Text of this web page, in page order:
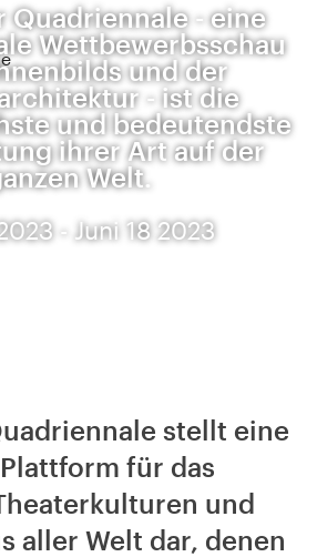
Quadriennale - eine
Wettbewerbsschau
und der
- ist die
und bedeutendste
ihrer Art auf der
Welt.
- Juni 18 2023
stellt eine
für das
und
aller Welt dar, denen